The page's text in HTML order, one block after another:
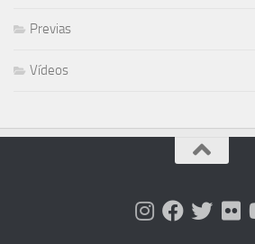
Previas
Vídeos